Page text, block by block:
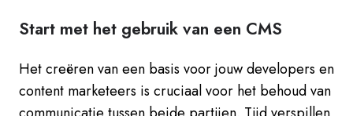
Start met het gebruik van een CMS
Het creëren van een basis voor jouw developers en
content marketeers is cruciaal voor het behoud van